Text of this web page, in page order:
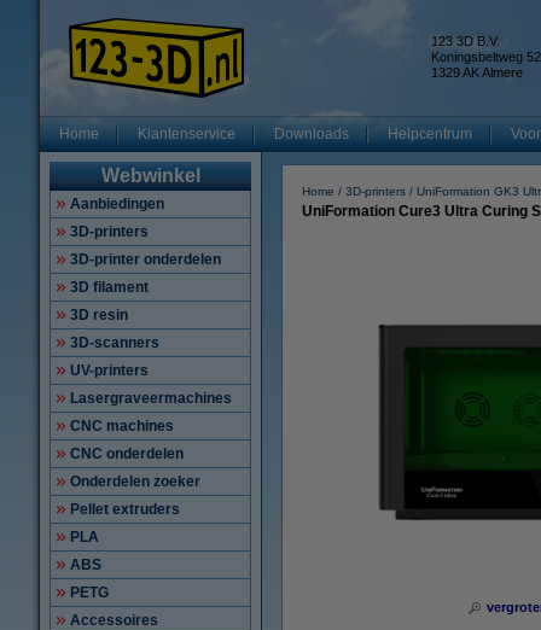
123 3D B.V.
Koningsbeltweg 52
1329 AK Almere
Home Klantenservice Downloads Helpcentrum
Webwinkel
Aanbiedingen
3D-printers
3D-printer onderdelen
3D filament
3D resin
3D-scanners
UV-printers
Lasergraveermachines
CNC machines
CNC onderdelen
Onderdelen zoeker
Pellet extruders
PLA
ABS
PETG
Accessoires
Home 3D-printers UniFormation GK3
UniFormation Cure3 Ultra Curing